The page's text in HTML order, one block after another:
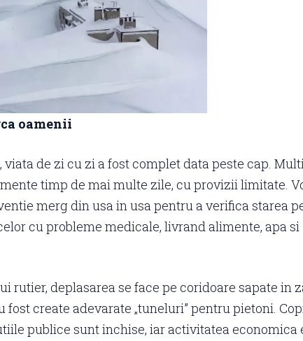
oamenii
de zi cu zi a fost complet data peste cap.
timp de mai multe zile, cu provizii limitate.
merg din usa in usa pentru a verifica starea
cu probleme medicale, livrand alimente, apa si
rutier, deplasarea se face pe coridoare sapate in
fost create adevarate „tuneluri” pentru pietoni.
publice sunt inchise, iar activitatea economica